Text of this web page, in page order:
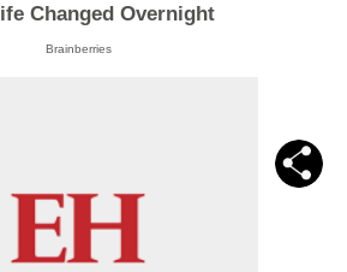
Changed Overnight
Brainberries